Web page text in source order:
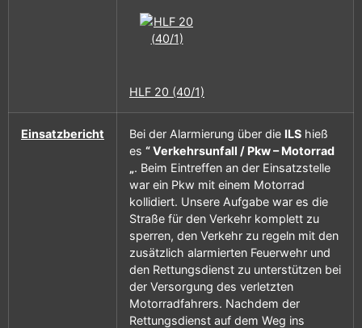
HLF 20 (40/1)
Einsatzbericht Bei der Alarmierung über die ILS hieß
es “ Verkehrsunfall / Pkw – Motorrad
„. Beim Eintreffen an der Einsatzstelle
war ein Pkw mit einem Motorrad
kollidiert. Unsere Aufgabe war es die
Straße für den Verkehr komplett zu
sperren, den Verkehr zu regeln mit den
zusätzlich alarmierten Feuerwehr und
den Rettungsdienst zu unterstützen bei
der Versorgung des verletzten
Motorradfahrers. Nachdem der
Rettungsdienst auf dem Weg ins